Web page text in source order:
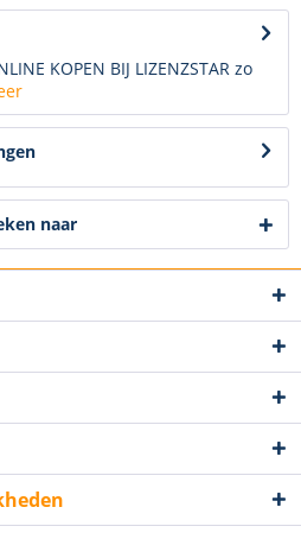
KOPEN BIJ LIZENZSTAR zo
naar